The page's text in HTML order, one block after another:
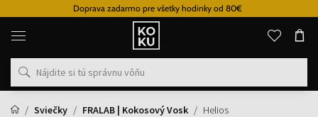
Doprava zadarmo pre všetky hodinky od 80€
Originálne
parfémy
hodinky
na
mieste
Sviečky
FRALAB | Kokosový Vosk Helios